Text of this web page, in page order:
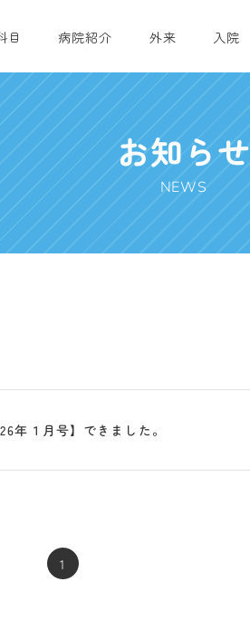
目 病院紹介 外来 入院
お知らせ
NEWS
年１月号】できました。
1